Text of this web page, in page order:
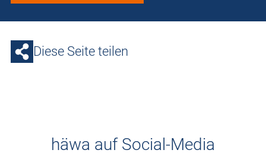
Diese Seite teilen
häwa auf Social-Media